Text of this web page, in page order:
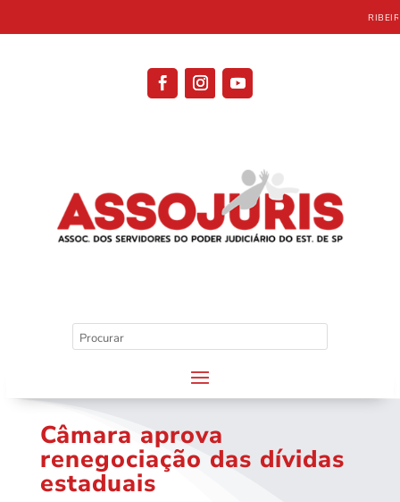
Câmara aprova
renegociação das dívidas
estaduais